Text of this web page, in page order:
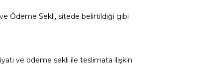
Ödeme Sekli, sitede belirtildiği gibi
ve ödeme sekli ile teslimata ilişkin